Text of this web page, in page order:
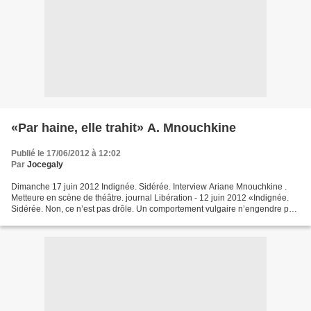
«Par haine, elle trahit» A. Mnouchkine
Publié le 17/06/2012 à 12:02
Par Jocegaly
Dimanche 17 juin 2012 Indignée. Sidérée. Interview Ariane Mnouchkine .
Metteure en scène de théâtre. journal Libération - 12 juin 2012 «Indignée.
Sidérée. Non, ce n’est pas drôle. Un comportement vulgaire n’engendre pas